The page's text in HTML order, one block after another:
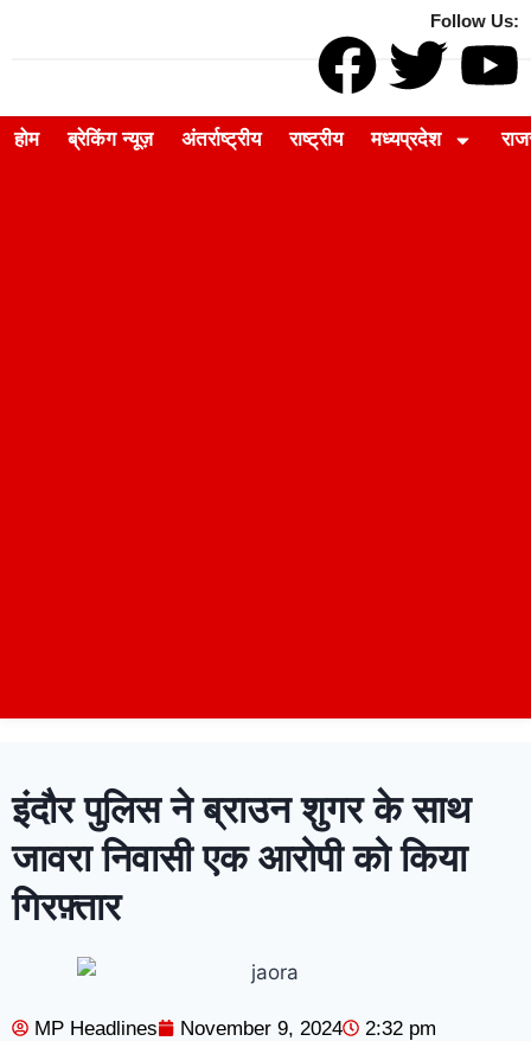
Follow Us:
होम ब्रेकिंग न्यूज़ अंतर्राष्ट्रीय राष्ट्रीय मध्यप्रदेश
इंदौर पुलिस ने ब्राउन शुगर के साथ
जावरा निवासी एक आरोपी को किया
गिरफ़्तार
MP Headlines November 9, 2024 2:32 pm